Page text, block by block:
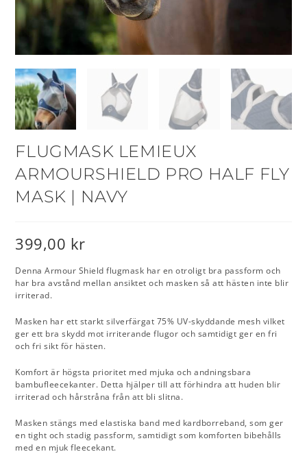
FLUGMASK LEMIEUX
ARMOURSHIELD PRO HALF FLY
MASK | NAVY
399,00 kr
Denna Armour Shield flugmask har en otroligt bra passform och
har bra avstånd mellan ansiktet och masken så att hästen inte blir
irriterad.
Masken har ett starkt silverfärgat 75% UV-skyddande mesh vilket
ger ett bra skydd mot irriterande flugor och samtidigt ger en fri
och fri sikt för hästen.
Komfort är högsta prioritet med mjuka och andningsbara
bambufleecekanter. Detta hjälper till att förhindra att huden blir
irriterad och hårstråna från att bli slitna.
Masken stängs med elastiska band med kardborreband, som ger
en tight och stadig passform, samtidigt som komforten bibehålls
med en mjuk fleecekant.